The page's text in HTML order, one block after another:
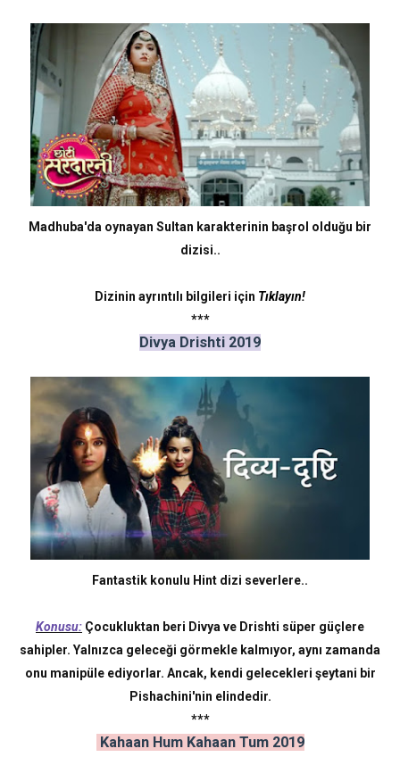
Madhuba'da oynayan Sultan karakterinin başrol olduğu bir
dizisi..
Dizinin ayrıntılı bilgileri için Tıklayın!
***
Divya Drishti 2019
Fantastik konulu Hint dizi severlere..
Konusu: Çocukluktan beri Divya ve Drishti süper güçlere
sahipler. Yalnızca geleceği görmekle kalmıyor, aynı zamanda
onu manipüle ediyorlar. Ancak, kendi gelecekleri şeytani bir
Pishachini'nin elindedir.
***
Kahaan Hum Kahaan Tum 2019